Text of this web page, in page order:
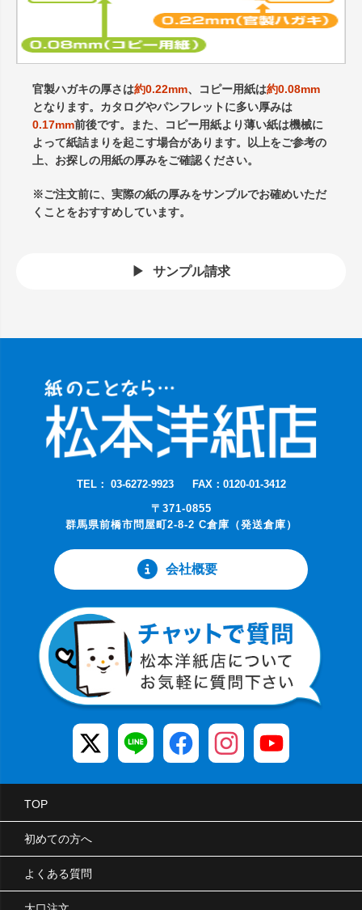
官製ハガキの厚さは約0.22mm、コピー用紙は約0.08mm
となります。カタログやパンフレットに多い厚みは
0.17mm前後です。また、コピー用紙より薄い紙は機械に
よって紙詰まりを起こす場合があります。以上をご参考の
上、お探しの用紙の厚みをご確認ください。
※ご注文前に、実際の紙の厚みをサンプルでお確めいただ
くことをおすすめしています。
サンプル請求
TEL： 03-6272-9923
FAX：0120-01-3412
〒371-0855
群馬県前橋市問屋町2-8-2 C倉庫（発送倉庫）
会社概要
TOP
初めての方へ
よくある質問